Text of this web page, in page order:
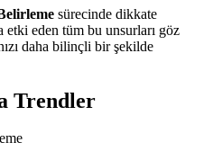
sürecinde dikkate
etki eden tüm bu unsurları göz
daha bilinçli bir şekilde
Trendler